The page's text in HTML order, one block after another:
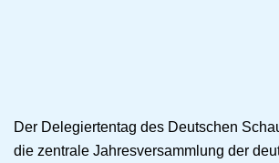
Der Delegiertentag des Deutschen
die zentrale Jahresversammlung der